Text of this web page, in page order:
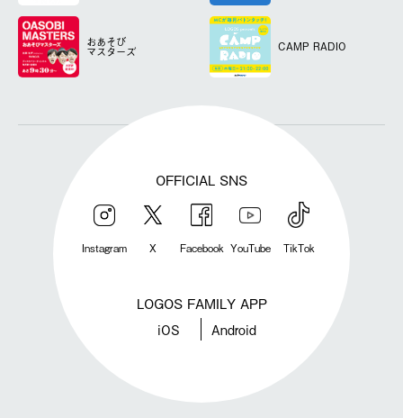
おあそび
マスターズ CAMP RADIO
OFFICIAL SNS
Instagram X Facebook YouTube TikTok
LOGOS FAMILY APP
iOS Android